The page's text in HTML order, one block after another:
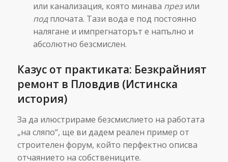
или канализация, която минава презили
подплочата. Тази вода е под постоянно
налягане и импрегнаторът е напълно и
абсолютно безсмислен.
Казус от практиката: Безкрайният
ремонт в Пловдив (Истинска
история)
За да илюстрираме безсмислието на работата
„на сляпо“, ще ви дадем реален пример от
строителен форум, който перфектно описва
отчаянието на собствениците.